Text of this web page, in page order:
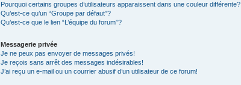
Pourquoi certains groupes d’utilisateurs apparaissent dans une couleur différente?
Qu’est-ce qu’un “Groupe par défaut”?
Qu’est-ce que le lien “L’équipe du forum”?
Messagerie privée
Je ne peux pas envoyer de messages privés!
Je reçois sans arrêt des messages indésirables!
J’ai reçu un e-mail ou un courrier abusif d’un utilisateur de ce forum!